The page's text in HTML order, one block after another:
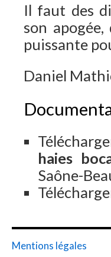
Il faut des
son
puissante
Daniel
haies
Saône-
Mentions légales